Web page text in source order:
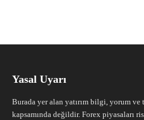
Yasal Uyarı
Burada yer alan yatırım bilgi, yorum ve
kapsamında değildir. Forex piyasaları